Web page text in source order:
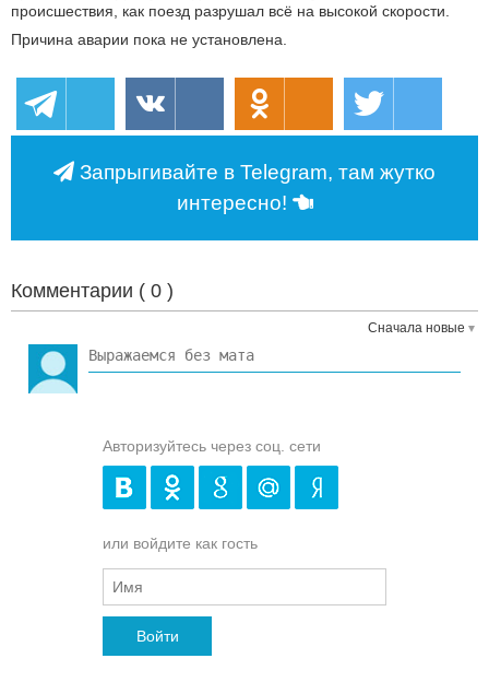
БЛОГ
происшествия, как поезд разрушал всё на высокой скорости.
Причина аварии пока не установлена.
Запрыгивайте в Telegram, там жутко
интересно!
Комментарии ( 0 )
Сначала новые
Авторизуйтесь через соц. сети
или войдите как гость
Войти